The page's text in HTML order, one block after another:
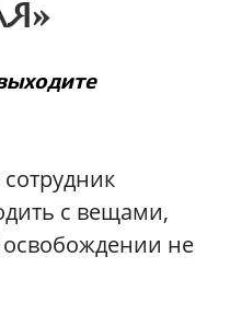
с вещами,
не